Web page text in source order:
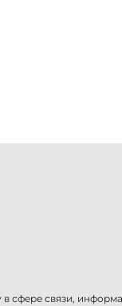
связи,